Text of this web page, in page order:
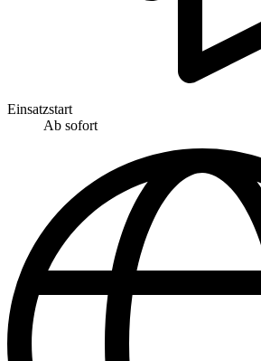
Einsatzstart
Ab sofort